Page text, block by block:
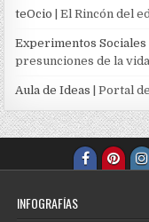
teOcio | El Rincón del
Experimentos Sociales
presunciones de la
Aula de Ideas | Portal
INFOGRAFÍAS